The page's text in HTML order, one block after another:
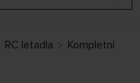
RC letadla
Kompletní